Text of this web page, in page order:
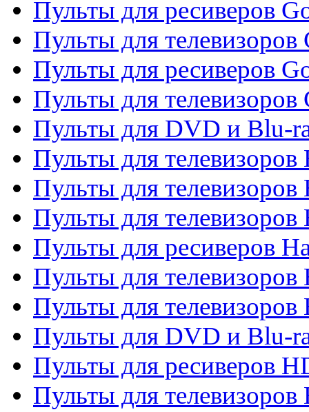
Пульты для ресиверов
Пульты для телевизоров
Пульты для ресиверов
Пульты для телевизоров
Пульты для DVD и Blu-
Пульты для телевизоров
Пульты для телевизоров
Пульты для
Пульты для ресиверов
Пульты для телевизоров
Пульты для телевизоров
Пульты для DVD и Blu-
Пульты для ресиверов
Пульты для